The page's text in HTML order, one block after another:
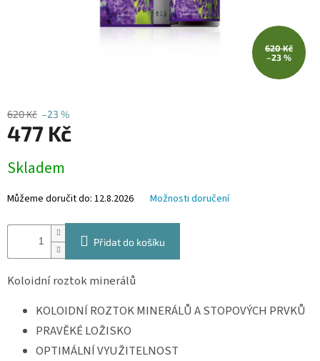
620 Kč
–23 %
620 Kč –23 %
477 Kč
cena:
Skladem
Můžeme doručit do: 12.8.2026 Možnosti doručení
Přidat do košíku
Koloidní roztok minerálů
KOLOIDNÍ ROZTOK MINERÁLŮ A STOPOVÝCH PRVKŮ
PRAVĚKÉ LOŽISKO
OPTIMÁLNÍ VYUŽITELNOST